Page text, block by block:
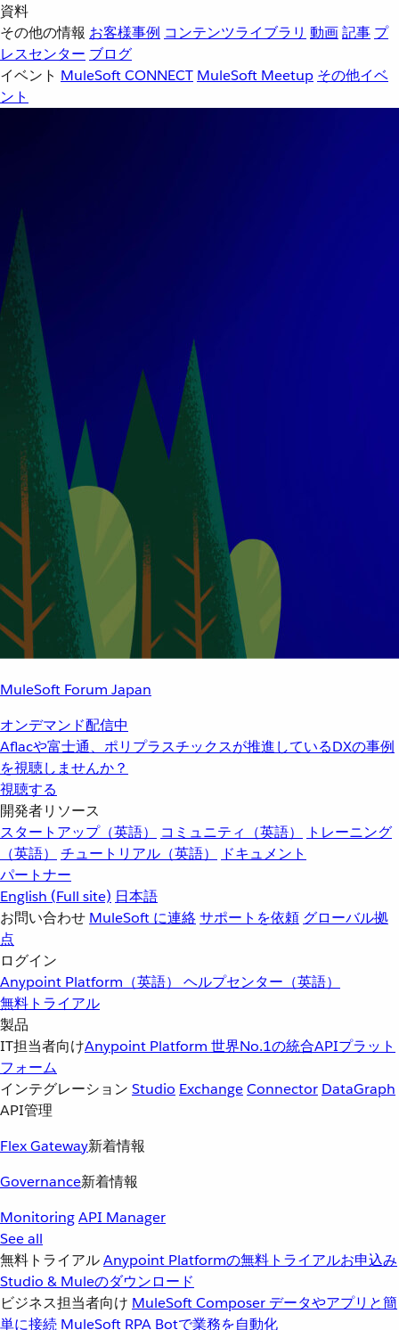
資料
その他の情報 お客様事例 コンテンツライブラリ 動画記事 プ
レスセンター ブログ
イベント MuleSoft CONNECT MuleSoft Meetup その他イベ
ント
MuleSoft Forum Japan
オンデマンド配信中
Aflacや富士通、ポリプラスチックスが推進しているDXの事例
を視聴しませんか？
視聴する
開発者リソース
スタートアップ（英語）
コミュニティ（英語）
トレーニング
（英語）
チュートリアル（英語）
ドキュメント
パートナー
English (Full site) 日本語
お問い合わせ MuleSoft に連絡サポートを依頼 グローバル拠
点
ログイン
Anypoint Platform（英語） ヘルプセンター（英語）
無料トライアル
製品
IT担当者向けAnypoint Platform 世界No.1の統合APIプラット
フォーム
インテグレーション Studio ExchangeConnector DataGraph
API管理
Flex Gateway新着情報
Governance新着情報
MonitoringAPI Manager
See all
無料トライアルAnypoint Platformの無料トライアルお申込み
Studio & Muleのダウンロード
ビジネス担当者向け MuleSoft Composer データやアプリと簡
単に接続 MuleSoft RPA Botで業務を自動化